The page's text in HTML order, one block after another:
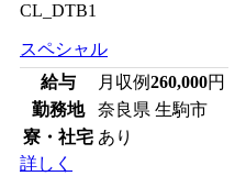
CL_DTB1
スペシャル
給与
月収例260,000円
勤務地
奈良県 生駒市
寮・社宅 あり
詳しく